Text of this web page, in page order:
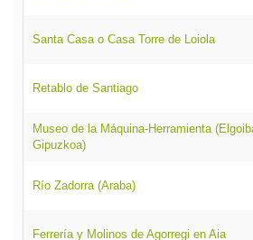
Santa Casa o Casa Torre de Loiola
Retablo de Santiago
Museo de la Máquina-Herramienta
Gipuzkoa)
Río Zadorra (Araba)
Ferrería y Molinos de Agorregi en Aia